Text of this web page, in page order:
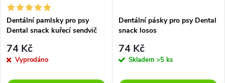
Dentální pamlsky pro psy
Dental snack kuřecí sendvič
74 Kč
Vyprodáno
Dentální pásky pro psy Dental
snack losos
74 Kč
Skladem >5 ks